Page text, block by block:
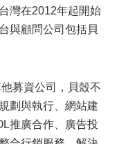
灣在2012年起開始
與顧問公司包括貝
募資公司，貝殼不
劃與執行、網站建
推廣合作、廣告投